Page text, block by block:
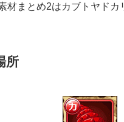
材まとめ2はカブトヤドカ
所